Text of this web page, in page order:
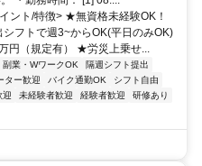
ント/特徴> ★無資格未経験OK！
フトで週3~からOK(平日のみOK)
円（規定有） ★労災上乗せ...
副業・WワークOK
隔週シフト提出
ター歓迎 バイク通勤OK
シフト自由
迎 未経験者歓迎 経験者歓迎
研修あり